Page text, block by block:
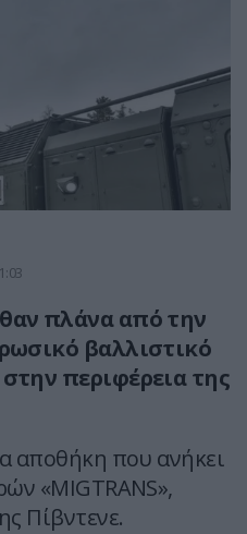
πλάνα από την
βαλλιστικό
περιφέρεια της
αποθήκη που ανήκει
«MIGTRANS»,
Πίβντενε.